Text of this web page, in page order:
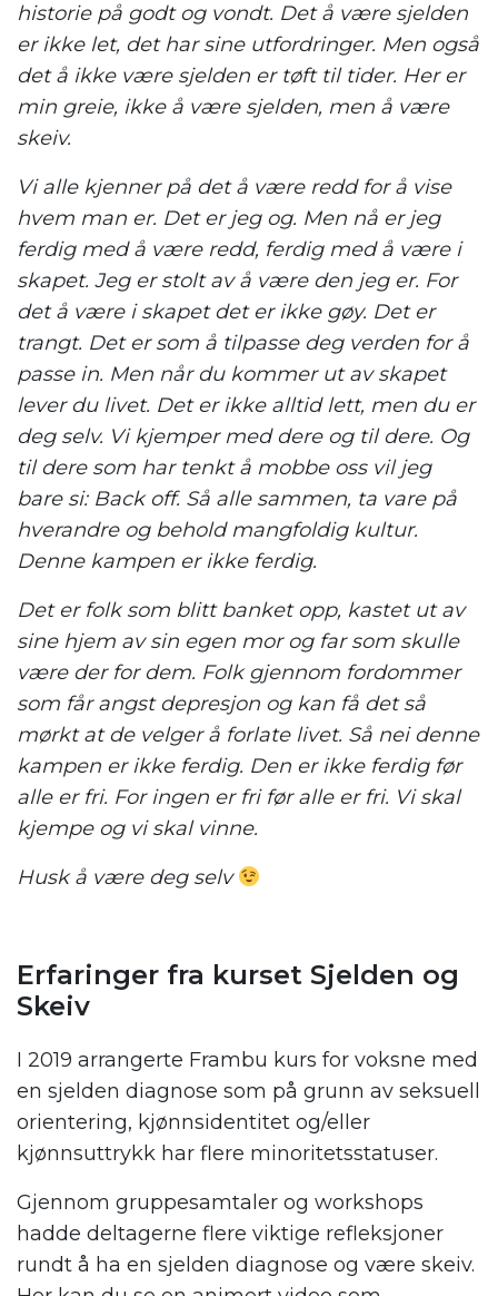
historie på godt og vondt. Det å være sjelden
er ikke let, det har sine utfordringer. Men også
det å ikke være sjelden er tøft til tider. Her er
min greie, ikke å være sjelden, men å være
skeiv.
Vi alle kjenner på det å være redd for å vise
hvem man er. Det er jeg og. Men nå er jeg
ferdig med å være redd, ferdig med å være i
skapet. Jeg er stolt av å være den jeg er. For
det å være i skapet det er ikke gøy. Det er
trangt. Det er som å tilpasse deg verden for å
passe in. Men når du kommer ut av skapet
lever du livet. Det er ikke alltid lett, men du er
deg selv. Vi kjemper med dere og til dere. Og
til dere som har tenkt å mobbe oss vil jeg
bare si: Back off. Så alle sammen, ta vare på
hverandre og behold mangfoldig kultur.
Denne kampen er ikke ferdig.
Det er folk som blitt banket opp, kastet ut av
sine hjem av sin egen mor og far som skulle
være der for dem. Folk gjennom fordommer
som får angst depresjon og kan få det så
mørkt at de velger å forlate livet. Så nei denne
kampen er ikke ferdig. Den er ikke ferdig før
alle er fri. For ingen er fri før alle er fri. Vi skal
kjempe og vi skal vinne.
Husk å være deg selv
Erfaringer fra kurset Sjelden og
Skeiv
I 2019 arrangerte Frambu kurs for voksne med
en sjelden diagnose som på grunn av seksuell
orientering, kjønnsidentitet og/eller
kjønnsuttrykk har flere minoritetsstatuser.
Gjennom gruppesamtaler og workshops
hadde deltagerne flere viktige refleksjoner
rundt å ha en sjelden diagnose og være skeiv.